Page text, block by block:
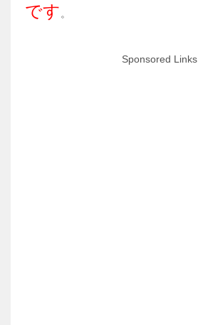
です 。
Sponsored Links